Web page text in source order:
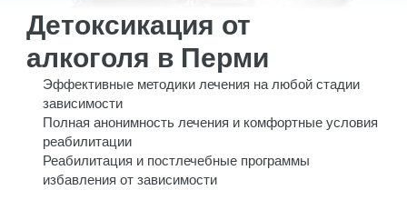
Детоксикация от
алкоголя в Перми
Эффективные методики лечения на любой стадии
зависимости
Полная анонимность лечения и комфортные условия
реабилитации
Реабилитация и постлечебные программы
избавления от зависимости